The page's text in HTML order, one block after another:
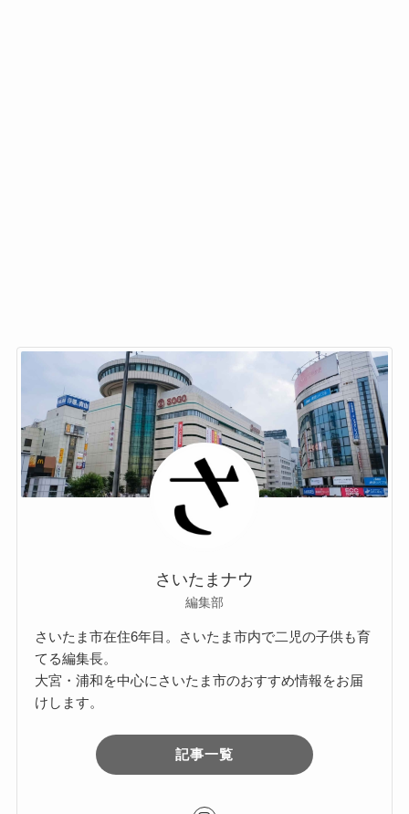
さいたまナウ
編集部
さいたま市在住6年目。さいたま市内で二児の子供も育
てる編集長。
大宮・浦和を中心にさいたま市のおすすめ情報をお届
けします。
記事一覧